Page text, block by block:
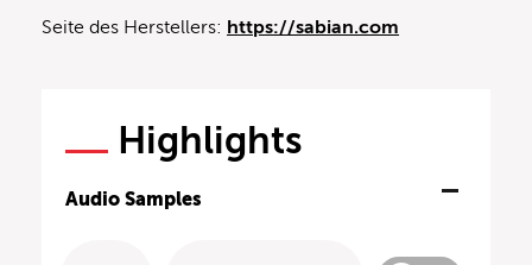
Seite des Herstellers: https://sabian.com
Highlights
Audio Samples